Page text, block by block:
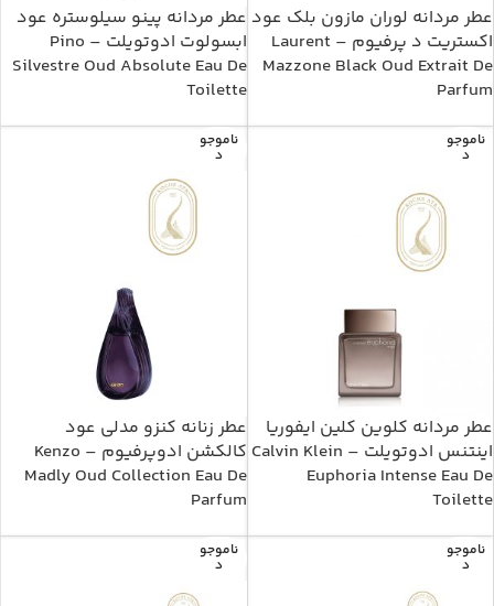
عطر مردانه لوران مازون بلک عود
اکستریت د پرفیوم – Laurent
Mazzone Black Oud Extrait De
Parfum
عطر مردانه پینو سیلوستره عود
ابسولوت ادوتویلت – Pino
Silvestre Oud Absolute Eau De
Toilette
ناموجو
د
عطر مردانه کلوین کلین ایفوریا
اینتنس ادوتویلت – Calvin Klein
Euphoria Intense Eau De
Toilette
ناموجو
د
عطر زنانه کنزو مدلی عود
کالکشن ادوپرفیوم – Kenzo
Madly Oud Collection Eau De
Parfum
ناموجو
د
ناموجو
د